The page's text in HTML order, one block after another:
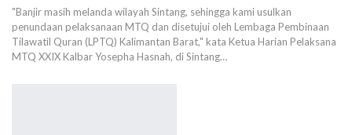
"Banjir masih melanda wilayah Sintang, sehingga kami usulkan
penundaan pelaksanaan MTQ dan disetujui oleh Lembaga Pembinaan
Tilawatil Quran (LPTQ) Kalimantan Barat," kata Ketua Harian Pelaksana
MTQ XXIX Kalbar Yosepha Hasnah, di Sintang…